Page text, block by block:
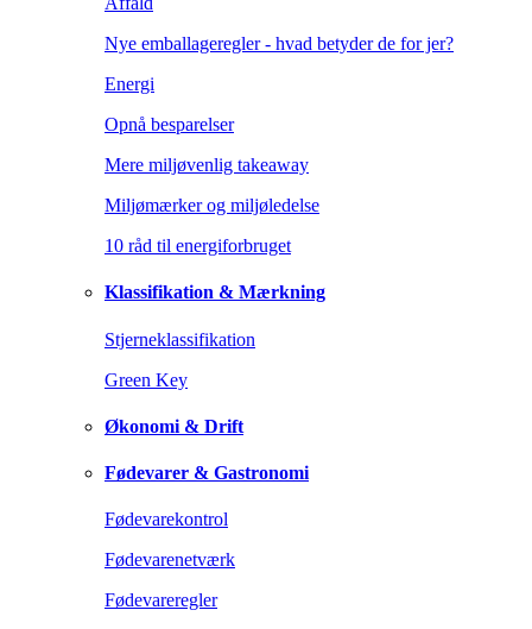
Nye emballageregler - hvad betyder de for jer?
Energi
Opnå besparelser
Mere miljøvenlig takeaway
Miljømærker og miljøledelse
10 råd til energiforbruget
Klassifikation & Mærkning
Stjerneklassifikation
Green Key
Økonomi & Drift
Fødevarer & Gastronomi
Fødevarekontrol
Fødevarenetværk
Fødevareregler